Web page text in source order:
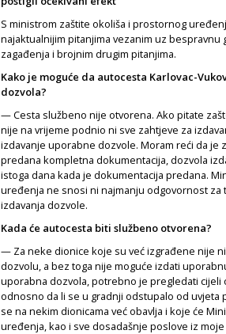
S ministrom zaštite okoliša i prostornog
najaktualnijim pitanjima vezanim uz
zagađenja i brojnim drugim pitanjima.
Kako je moguće da autocesta Karlovac-
dozvola?
— Cesta službeno nije otvorena. Ako pitate
nije na vrijeme podnio ni sve zahtjeve za
izdavanje uporabne dozvole. Moram reći da je
predana kompletna dokumentacija, dozvola
istoga dana kada je dokumentacija predana.
uređenja ne snosi ni najmanju odgovornost
izdavanja dozvole.
Kada će autocesta biti službeno otvorena?
— Za neke dionice koje su već izgrađene nije
dozvolu, a bez toga nije moguće izdati
uporabna dozvola, potrebno je pregledati
odnosno da li se u gradnji odstupalo od uvjeta
se na nekim dionicama već obavlja i koje će
uređenja, kao i sve dosadašnje poslove iz